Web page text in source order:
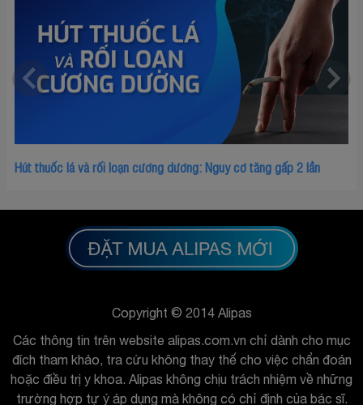
Hút thuốc lá và rối loạn cương dương: Nguy cơ tăng gấp 2 lần
Copyright © 2014 Alipas
Các thông tin trên website alipas.com.vn chỉ dành cho mục
đích tham khảo, tra cứu không thay thế cho việc chẩn đoán
hoặc điều trị y khoa. Alipas không chịu trách nhiệm về những
trường hợp tự ý áp dụng mà không có chỉ định của bác sĩ.